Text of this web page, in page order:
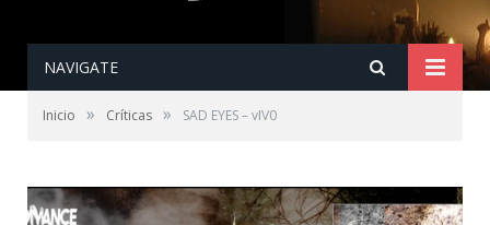
NAVIGATE
Inicio » Críticas » SAD EYES – vIV0